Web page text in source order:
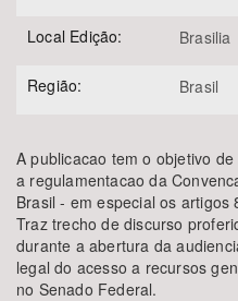
Local Edição: Brasilia
Região: Brasil
A publicacao tem o objetivo
a regulamentacao da
Brasil - em especial os
Traz trecho de discurso
durante a abertura da
legal do acesso a recursos
no Senado Federal.